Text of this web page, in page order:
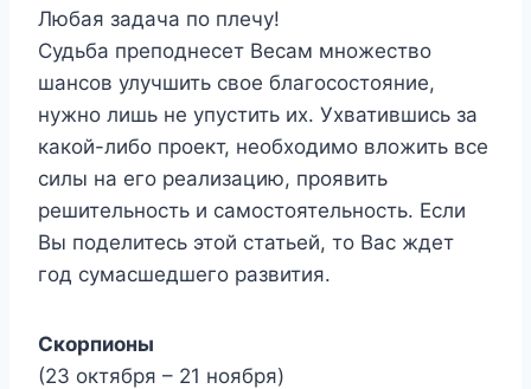
Любая задача по плечу!
Судьба преподнесет Весам множество
шансов улучшить свое благосостояние,
нужно лишь не упустить их. Ухватившись за
какой-либо проект, необходимо вложить все
силы на его реализацию, проявить
решительность и самостоятельность. Если
Вы поделитесь этой статьей, то Вас ждет
год сумасшедшего развития.
Скорпионы
(23 октября – 21 ноября)